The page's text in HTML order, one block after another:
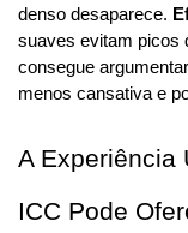
denso desaparece.
suaves evitam picos
consegue
menos cansativa e
A Experiência
ICC Pode